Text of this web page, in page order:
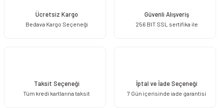
Ücretsiz Kargo
Bedava Kargo Seçeneği
Güvenli Alışveriş
256 BIT SSL sertifika ile
Taksit Seçeneği
Tüm kredi kartlarına taksit
İptal ve İade Seçeneği
7 Gün içerisinde iade garantisi